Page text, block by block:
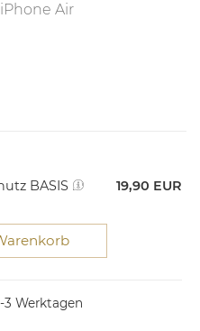
Air
3 Werktagen
BASIS
19,90 EUR